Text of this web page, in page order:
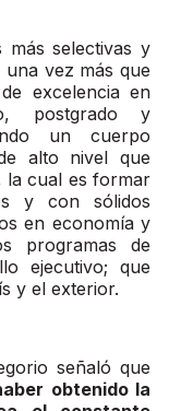
más selectivas y
vez más que
excelencia en
postgrado y
un cuerpo
alto nivel que
la cual es formar
y con sólidos
en economía y
programas de
ejecutivo; que
y el exterior.
señaló que
obtenido la